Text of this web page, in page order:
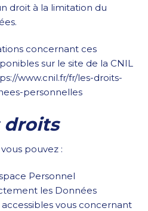
droit à la limitation du
concernant ces
sur le site de la CNIL
www.cnil.fr/fr/les-droits-
personnelles
droits
pouvez :
Personnel
les Données
vous concernant